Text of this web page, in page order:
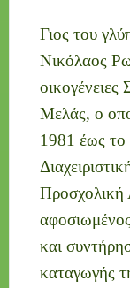
Γιος του
Νικόλαος
Μελάς, ο
1981 έως
Προσχολική
και
καταγωγής